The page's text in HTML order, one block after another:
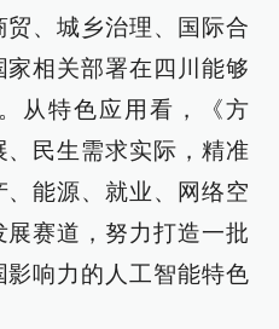
、城乡治理、国际合
相关部署在四川能够
从特色应用看，《方
民生需求实际，精准
能源、就业、网络空
赛道，努力打造一批
响力的人工智能特色